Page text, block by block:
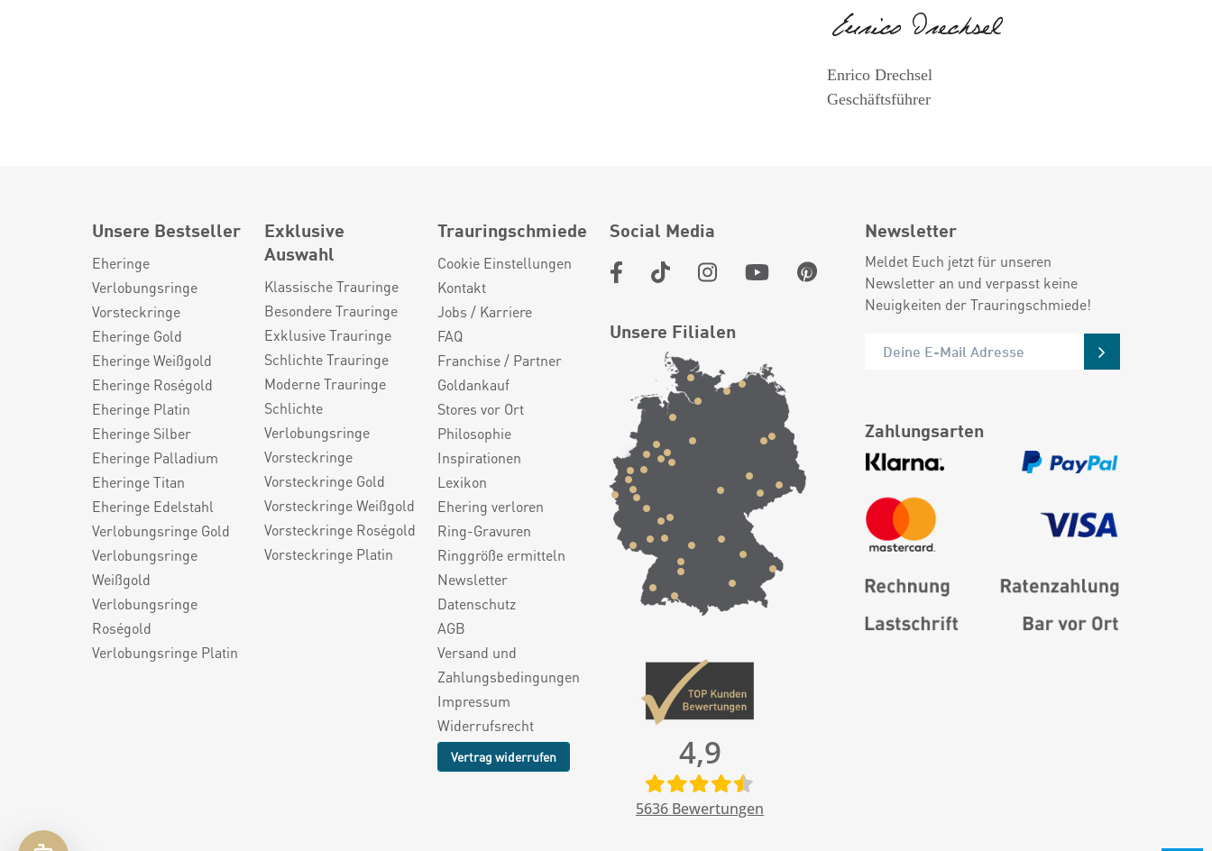
Enrico Drechsel
Geschäftsführer
Unsere Bestseller
Eheringe
Verlobungsringe
Vorsteckringe
Eheringe Gold
Eheringe Weißgold
Eheringe Roségold
Eheringe Platin
Eheringe Silber
Eheringe Palladium
Eheringe Titan
Eheringe Edelstahl
Verlobungsringe Gold
Verlobungsringe
Weißgold
Verlobungsringe
Roségold
Verlobungsringe Platin
Exklusive
Auswahl
Klassische Trauringe
Besondere Trauringe
Exklusive Trauringe
Schlichte Trauringe
Moderne Trauringe
Schlichte
Verlobungsringe
Vorsteckringe
Vorsteckringe Gold
Vorsteckringe Weißgold
Vorsteckringe Roségold
Vorsteckringe Platin
Trauringschmiede
Cookie Einstellungen
Kontakt
Jobs / Karriere
FAQ
Franchise / Partner
Goldankauf
Stores vor Ort
Philosophie
Inspirationen
Lexikon
Ehering verloren
Ring-Gravuren
Ringgröße ermitteln
Newsletter
Datenschutz
AGB
Versand und
Zahlungsbedingungen
Impressum
Widerrufsrecht
Vertrag widerrufen
Social Media
Unsere Filialen
4,9
5636 Bewertungen
Newsletter
Meldet Euch jetzt für unseren
Newsletter an und verpasst keine
Neuigkeiten der Trauringschmiede!
Zahlungsarten